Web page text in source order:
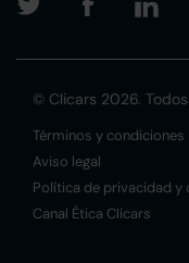
© Clicars 2026.
Términos y condiciones
Aviso legal
Política de privacidad y
Canal Ética Clicars